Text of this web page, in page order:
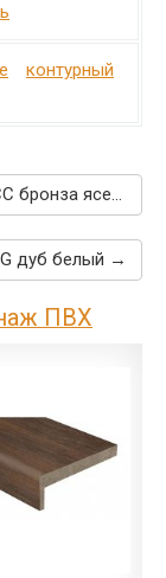
контурный
← Межкомнатные двери Омис Париж СС бронза ясень перламутр
дуб белый →
ПВХ